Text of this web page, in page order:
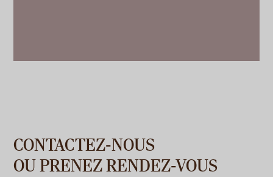
CONTACTEZ-NOUS
OU PRENEZ RENDEZ-VOUS